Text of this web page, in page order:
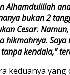
Alhamdulillah
bukan 2
Cesar.
hikmahnya.
kendala,”
keduanya